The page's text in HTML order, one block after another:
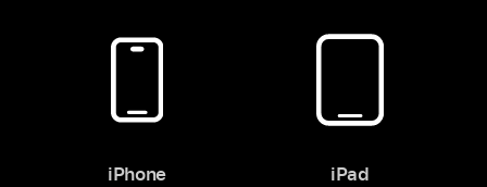
iPhone iPad